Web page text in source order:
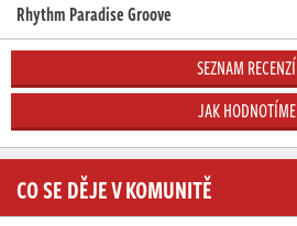
Rhythm Paradise Groove
SEZNAM RECENZÍ
JAK HODNOTÍME
CO SE DĚJE V KOMUNITĚ